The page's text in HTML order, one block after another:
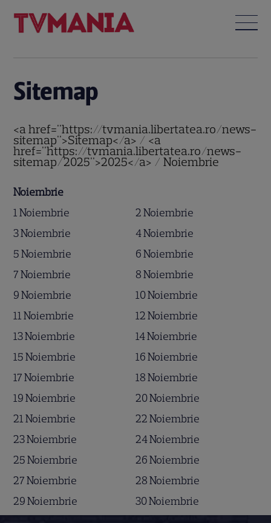
Sitemap
<a href="https://tvmania.libertatea.ro/news-
sitemap">Sitemap</a> / <a
href="https://tvmania.libertatea.ro/news-
sitemap/2025">2025</a> / Noiembrie
Noiembrie
1 Noiembrie
2 Noiembrie
3 Noiembrie
4 Noiembrie
5 Noiembrie
6 Noiembrie
7 Noiembrie
8 Noiembrie
9 Noiembrie
10 Noiembrie
11 Noiembrie
12 Noiembrie
13 Noiembrie
14 Noiembrie
15 Noiembrie
16 Noiembrie
17 Noiembrie
18 Noiembrie
19 Noiembrie
20 Noiembrie
21 Noiembrie
22 Noiembrie
23 Noiembrie
24 Noiembrie
25 Noiembrie
26 Noiembrie
27 Noiembrie
28 Noiembrie
29 Noiembrie
30 Noiembrie